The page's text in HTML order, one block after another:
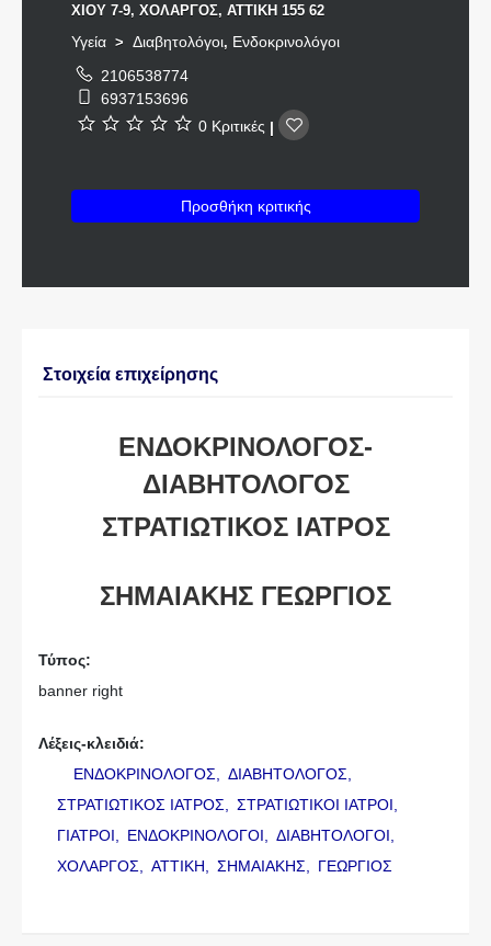
ΧΙΟΥ 7-9, ΧΟΛΑΡΓΟΣ, ΑΤΤΙΚΗ 155 62
Υγεία > Διαβητολόγοι, Ενδοκρινολόγοι
2106538774
6937153696
0 Κριτικές |
Προσθήκη κριτικής
Στοιχεία επιχείρησης
ΕΝΔΟΚΡΙΝΟΛΟΓΟΣ-
ΔΙΑΒΗΤΟΛΟΓΟΣ
ΣΤΡΑΤΙΩΤΙΚΟΣ ΙΑΤΡΟΣ
ΣΗΜΑΙΑΚΗΣ ΓΕΩΡΓΙΟΣ
Τύπος:
banner right
Λέξεις-κλειδιά:
ΕΝΔΟΚΡΙΝΟΛΟΓΟΣ, ΔΙΑΒΗΤΟΛΟΓΟΣ,
ΣΤΡΑΤΙΩΤΙΚΟΣ ΙΑΤΡΟΣ, ΣΤΡΑΤΙΩΤΙΚΟΙ ΙΑΤΡΟΙ,
ΓΙΑΤΡΟΙ, ΕΝΔΟΚΡΙΝΟΛΟΓΟΙ, ΔΙΑΒΗΤΟΛΟΓΟΙ,
ΧΟΛΑΡΓΟΣ, ΑΤΤΙΚΗ, ΣΗΜΑΙΑΚΗΣ, ΓΕΩΡΓΙΟΣ